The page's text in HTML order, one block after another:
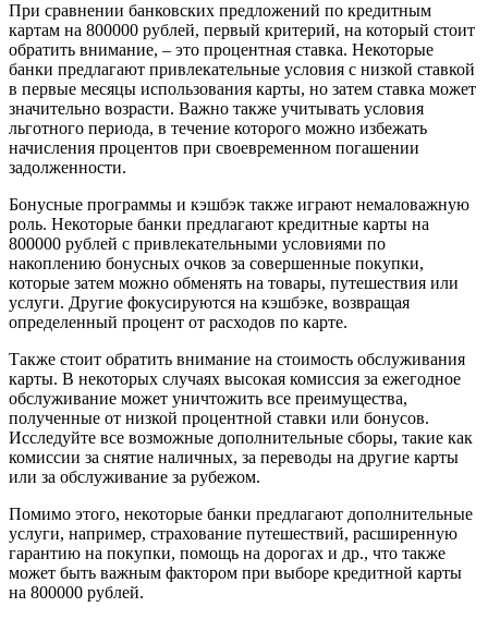
При сравнении банковских предложений по кредитным
картам на 800000 рублей, первый критерий, на который стоит
обратить внимание, – это процентная ставка. Некоторые
банки предлагают привлекательные условия с низкой ставкой
в первые месяцы использования карты, но затем ставка может
значительно возрасти. Важно также учитывать условия
льготного периода, в течение которого можно избежать
начисления процентов при своевременном погашении
задолженности.
Бонусные программы и кэшбэк также играют немаловажную
роль. Некоторые банки предлагают кредитные карты на
800000 рублей с привлекательными условиями по
накоплению бонусных очков за совершенные покупки,
которые затем можно обменять на товары, путешествия или
услуги. Другие фокусируются на кэшбэке, возвращая
определенный процент от расходов по карте.
Также стоит обратить внимание на стоимость обслуживания
карты. В некоторых случаях высокая комиссия за ежегодное
обслуживание может уничтожить все преимущества,
полученные от низкой процентной ставки или бонусов.
Исследуйте все возможные дополнительные сборы, такие как
комиссии за снятие наличных, за переводы на другие карты
или за обслуживание за рубежом.
Помимо этого, некоторые банки предлагают дополнительные
услуги, например, страхование путешествий, расширенную
гарантию на покупки, помощь на дорогах и др., что также
может быть важным фактором при выборе кредитной карты
на 800000 рублей.